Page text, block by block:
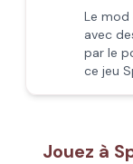
Le mod
avec
par le
ce jeu
Jouez à